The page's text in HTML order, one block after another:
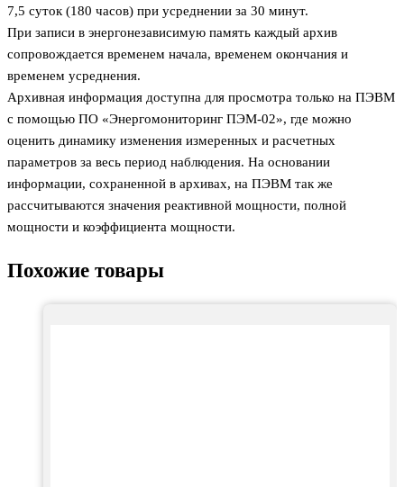
7,5 суток (180 часов) при усреднении за 30 минут.
При записи в энергонезависимую память каждый архив
сопровождается временем начала, временем окончания и
временем усреднения.
Архивная информация доступна для просмотра только на ПЭВМ
с помощью ПО «Энергомониторинг ПЭМ-02», где можно
оценить динамику изменения измеренных и расчетных
параметров за весь период наблюдения. На основании
информации, сохраненной в архивах, на ПЭВМ так же
рассчитываются значения реактивной мощности, полной
мощности и коэффициента мощности.
Похожие товары